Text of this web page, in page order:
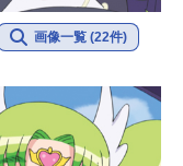
画像一覧 (22件)